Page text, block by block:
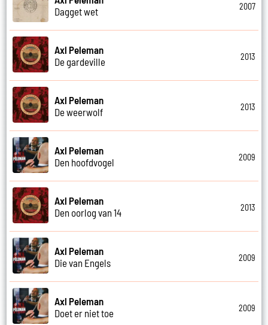
Dagget wet
2007
Axl Peleman
De gardeville
2013
Axl Peleman
De weerwolf
2013
Axl Peleman
Den hoofdvogel
2009
Axl Peleman
Den oorlog van 14
2013
Axl Peleman
Die van Engels
2009
Axl Peleman
Doet er niet toe
2009